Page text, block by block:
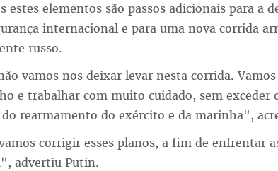
estes elementos são passos adicionais para a
internacional e para uma nova corrida
russo.
vamos nos deixar levar nesta corrida.
e trabalhar com muito cuidado, sem exceder
rearmamento do exército e da marinha",
corrigir esses planos, a fim de enfrentar
advertiu Putin.